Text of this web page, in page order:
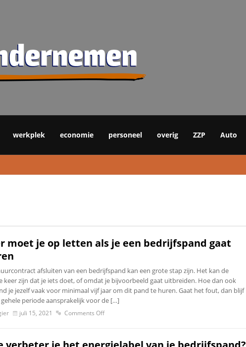
werkplek economie personeel overig ZZP Auto
moet je op letten als je een bedrijfspand gaat
afsluiten van een bedrijfspand kan een grote stap zijn. Het kan de
keer zijn dat je iets doet, of omdat je bijvoorbeeld gaat uitbreiden. Hoe dan ook
je jezelf vaak voor minimaal vijf jaar om dit pand te huren. Gaat het fout, dan blijf
gehele periode aansprakelijk voor de […]
juli 15, 2021 Comments Off